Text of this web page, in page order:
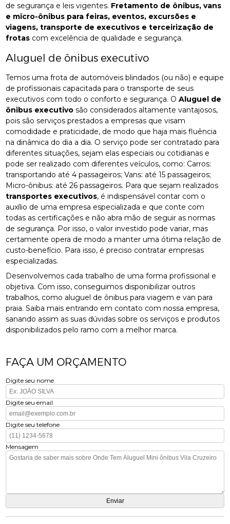
de segurança e leis vigentes. Fretamento de ônibus, vans
e micro-ônibus para feiras, eventos, excursões e
viagens, transporte de executivos e terceirização de
frotas com excelência de qualidade e segurança.
Aluguel de ônibus executivo
Temos uma frota de automóveis blindados (ou não) e equipe
de profissionais capacitada para o transporte de seus
executivos com todo o conforto e segurança. OAluguel de
ônibus executivo são considerados altamente vantajosos,
pois são serviços prestados a empresas que visam
comodidade e praticidade, de modo que haja mais fluência
na dinâmica do dia a dia. O serviço pode ser contratado para
diferentes situações, sejam elas especiais ou cotidianas e
pode ser realizado com diferentes veículos, como: Carros:
transportando até 4 passageiros; Vans: até 15 passageiros;
Micro-ônibus: até 26 passageiros. Para que sejam realizados
transportes executivos, é indispensável contar com o
auxílio de uma empresa especializada e que conte com
todas as certificações e não abra mão de seguir as normas
de segurança. Por isso, o valor investido pode variar, mas
certamente opera de modo a manter uma ótima relação de
custo-benefício. Para isso, é preciso contratar empresas
especializadas.
Desenvolvemos cada trabalho de uma forma profissional e
objetiva. Com isso, conseguimos disponibilizar outros
trabalhos, como aluguel de ônibus para viagem e van para
praia. Saiba mais entrando em contato com nossa empresa,
sanando assim as suas dúvidas sobre os serviços e produtos
disponibilizados pelo ramo com a melhor marca.
FAÇA UM ORÇAMENTO
Digite seu nome
Digite seu email
Digite seu telefone
Mensagem